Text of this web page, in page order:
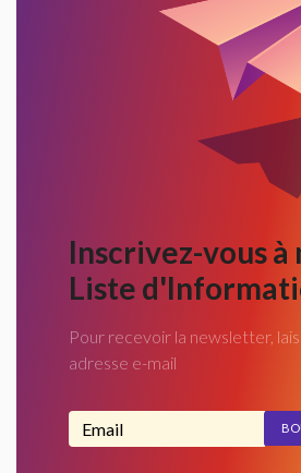
Inscrivez-vous à
Liste
Pour recevoir la newsletter,
adresse e-mail
Adresse email...